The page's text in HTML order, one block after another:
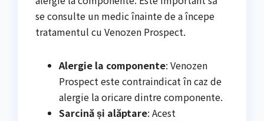
se consulte un medic înainte de a începe
tratamentul cu Venozen Prospect.
Alergie la componente: Venozen
Prospect este contraindicat în caz de
alergie la oricare dintre componente.
Sarcină și alăptare: Acest